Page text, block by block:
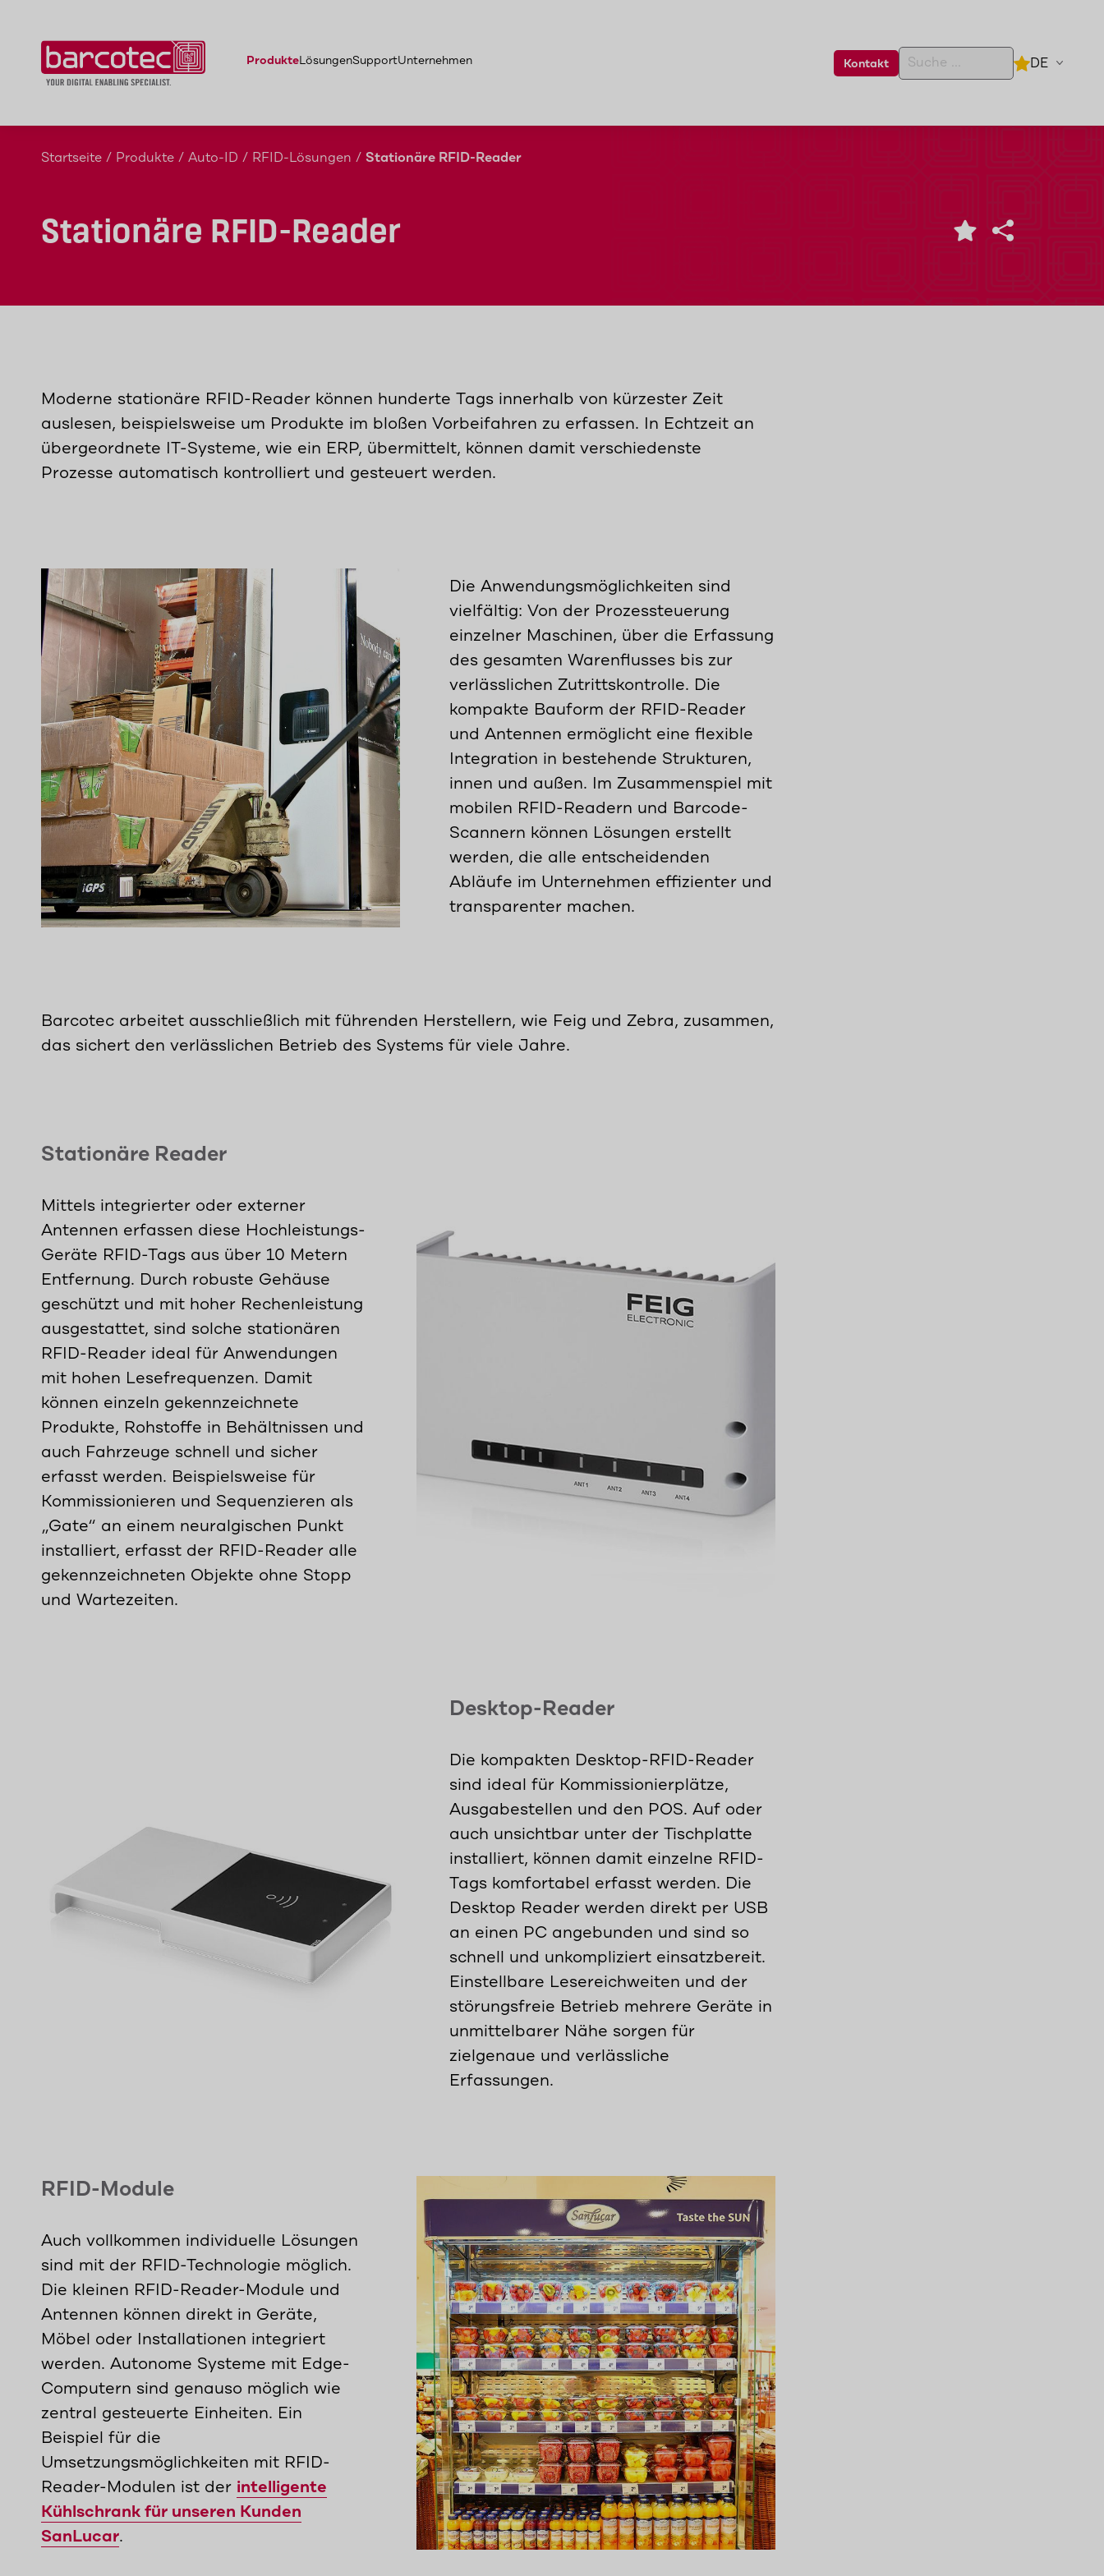
DE
ProdukteLösungenSupportUnternehmen Kontakt
Startseite / Produkte / Auto-ID / RFID-Lösungen / Stationäre RFID-Reader
Stationäre RFID-Reader
Moderne stationäre RFID-Reader können hunderte Tags innerhalb von kürzester Zeit
auslesen, beispielsweise um Produkte im bloßen Vorbeifahren zu erfassen. In Echtzeit an
übergeordnete IT-Systeme, wie ein ERP, übermittelt, können damit verschiedenste
Prozesse automatisch kontrolliert und gesteuert werden.
Die Anwendungsmöglichkeiten sind
vielfältig: Von der Prozessteuerung
einzelner Maschinen, über die Erfassung
des gesamten Warenflusses bis zur
verlässlichen Zutrittskontrolle. Die
kompakte Bauform der RFID-Reader
und Antennen ermöglicht eine flexible
Integration in bestehende Strukturen,
innen und außen. Im Zusammenspiel mit
mobilen RFID-Readern und Barcode-
Scannern können Lösungen erstellt
werden, die alle entscheidenden
Abläufe im Unternehmen effizienter und
transparenter machen.
Barcotec arbeitet ausschließlich mit führenden Herstellern, wie Feig und Zebra, zusammen,
das sichert den verlässlichen Betrieb des Systems für viele Jahre.
Stationäre Reader
Mittels integrierter oder externer
Antennen erfassen diese Hochleistungs-
Geräte RFID-Tags aus über 10 Metern
Entfernung. Durch robuste Gehäuse
geschützt und mit hoher Rechenleistung
ausgestattet, sind solche stationären
RFID-Reader ideal für Anwendungen
mit hohen Lesefrequenzen. Damit
können einzeln gekennzeichnete
Produkte, Rohstoffe in Behältnissen und
auch Fahrzeuge schnell und sicher
erfasst werden. Beispielsweise für
Kommissionieren und Sequenzieren als
„Gate“ an einem neuralgischen Punkt
installiert, erfasst der RFID-Reader alle
gekennzeichneten Objekte ohne Stopp
und Wartezeiten.
Desktop-Reader
Die kompakten Desktop-RFID-Reader
sind ideal für Kommissionierplätze,
Ausgabestellen und den POS. Auf oder
auch unsichtbar unter der Tischplatte
installiert, können damit einzelne RFID-
Tags komfortabel erfasst werden. Die
Desktop Reader werden direkt per USB
an einen PC angebunden und sind so
schnell und unkompliziert einsatzbereit.
Einstellbare Lesereichweiten und der
störungsfreie Betrieb mehrere Geräte in
unmittelbarer Nähe sorgen für
zielgenaue und verlässliche
Erfassungen.
RFID-Module
Auch vollkommen individuelle Lösungen
sind mit der RFID-Technologie möglich.
Die kleinen RFID-Reader-Module und
Antennen können direkt in Geräte,
Möbel oder Installationen integriert
werden. Autonome Systeme mit Edge-
Computern sind genauso möglich wie
zentral gesteuerte Einheiten. Ein
Beispiel für die
Umsetzungsmöglichkeiten mit RFID-
Reader-Modulen ist der intelligente
Kühlschrank für unseren Kunden
SanLucar.